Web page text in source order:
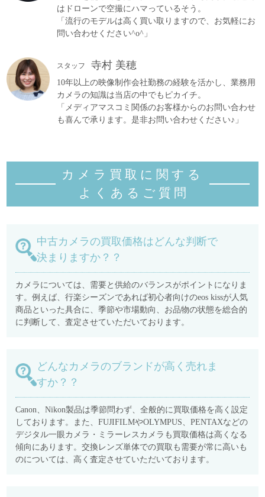
はドローンで空撮にハマっているそう。
「流行のモデルは高く買い取りますので、お気軽にお
問い合わせください^o^」
スタッフ 寺村 美穂
10年以上の映像制作会社勤務の経験を活かし、業務用
カメラの知識は当店の中でもピカイチ。
「メディアマスコミ関係のお客様からのお問い合わせ
も喜んで承ります。是非お問い合わせください♪」
カメラ買取に関する
よくあるご質 問
中古カメラの買取価格はどんな判断で
決まりますか？？
カメラについては、需要と供給のバランスがポイントになりま
す。例えば、行楽シーズンであれば初心者向けのeos kissが人気
商品といった具合に、季節や市場動向、お品物の状態を総合的
に判断して、査定させていただいております。
どんなカメラのブランドが高く売れま
すか？？
Canon、Nikon製品は季節問わず、全般的に買取価格を高く設定
しております。また、FUJIFILMやOLYMPUS、PENTAXなどの
デジタル一眼カメラ・ミラーレスカメラも買取価格は高くなる
傾向にあります。交換レンズ単体での買取も需要が常に高いも
のについては、高く査定させていただいております。